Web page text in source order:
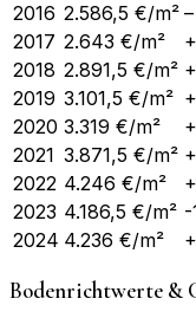
2016 2.586,5 €/m² –
2017 2.643 €/m²
2018 2.891,5 €/m²
2019 3.101,5 €/m²
2020 3.319 €/m²
2021 3.871,5 €/m²
2022 4.246 €/m²
2023 4.186,5 €/m² -
2024 4.236 €/m²
Bodenrichtwerte &